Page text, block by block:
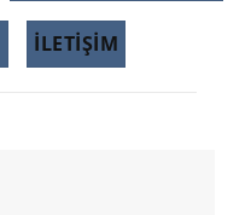
İLETİŞİM